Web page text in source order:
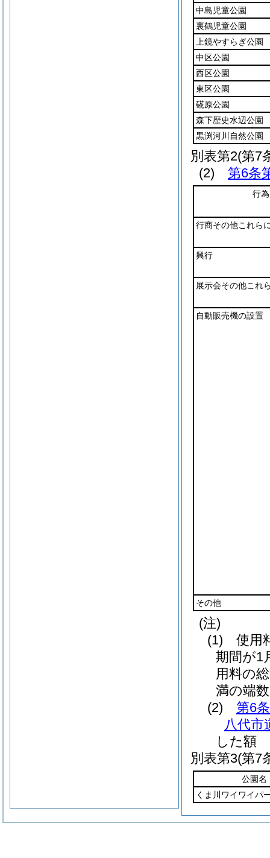
中島児童公園
裏鶴児童公園
上鏡やすらぎ公園
中区公園
西区公園
東区公園
硴原公園
森下歴史水辺公園
黒渕河川自然公園
別表第2(第7
(2) 第6条
行為
行商その他これら
興行
展示会その他これ
自動販売機の設置
その他
(注)
(1) 使用
期間が1
用料の
満の端
(2) 第6
八代市
した額
別表第3(第7
公園名
くま川ワイワイパ